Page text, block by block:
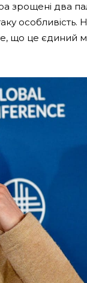
зрощені два
особливість.
що це єдиний